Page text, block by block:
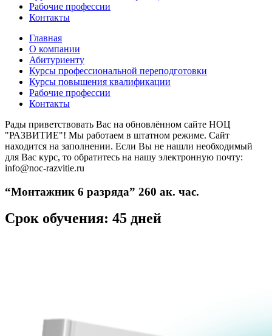
Рабочие профессии
Контакты
Главная
О компании
Абитуриенту
Курсы профессиональной переподготовки
Курсы повышения квалификации
Рабочие профессии
Контакты
Рады приветствовать Вас на обновлённом сайте НОЦ
"РАЗВИТИЕ"! Мы работаем в штатном режиме. Сайт
находится на заполнении. Если Вы не нашли необходимый
для Вас курс, то обратитесь на нашу электронную почту:
info@noc-razvitie.ru
“Монтажник 6 разряда” 260 ак. час.
Срок обучения: 45 дней